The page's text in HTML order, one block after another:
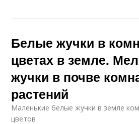
Белые жучки в
цветах в земле.
жучки в почве
растений
Маленькие белые жучки в земле
цветов